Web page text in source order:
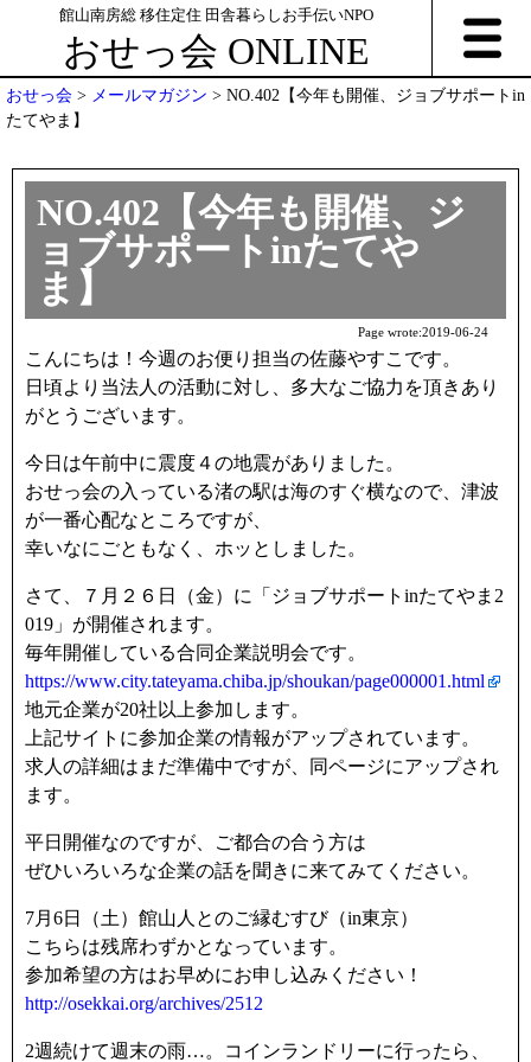
館山南房総 移住定住 田舎暮らしお手伝いNPO
おせっ会 ONLINE
おせっ会 > メールマガジン > NO.402【今年も開催、ジョブサポートin
たてやま】
NO.402【今年も開催、ジ
ョブサポートinたてや
ま】
Page wrote:2019-06-24
こんにちは！今週のお便り担当の佐藤やすこです。
日頃より当法人の活動に対し、多大なご協力を頂きあり
がとうございます。
今日は午前中に震度４の地震がありました。
おせっ会の入っている渚の駅は海のすぐ横なので、津波
が一番心配なところですが、
幸いなにごともなく、ホッとしました。
さて、７月２６日（金）に「ジョブサポートinたてやま2
019」が開催されます。
毎年開催している合同企業説明会です。
https://www.city.tateyama.chiba.jp/shoukan/page000001.html
地元企業が20社以上参加します。
上記サイトに参加企業の情報がアップされています。
求人の詳細はまだ準備中ですが、同ページにアップされ
ます。
平日開催なのですが、ご都合の合う方は
ぜひいろいろな企業の話を聞きに来てみてください。
7月6日（土）館山人とのご縁むすび（in東京）
こちらは残席わずかとなっています。
参加希望の方はお早めにお申し込みください！
http://osekkai.org/archives/2512
2週続けて週末の雨…。コインランドリーに行ったら、